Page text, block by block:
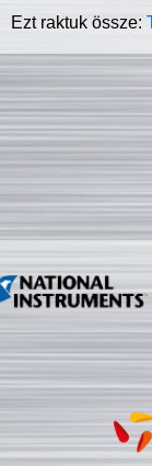
Ezt raktuk össze: